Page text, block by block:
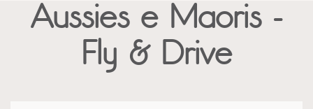
Aussies e Maoris -
Fly & Drive